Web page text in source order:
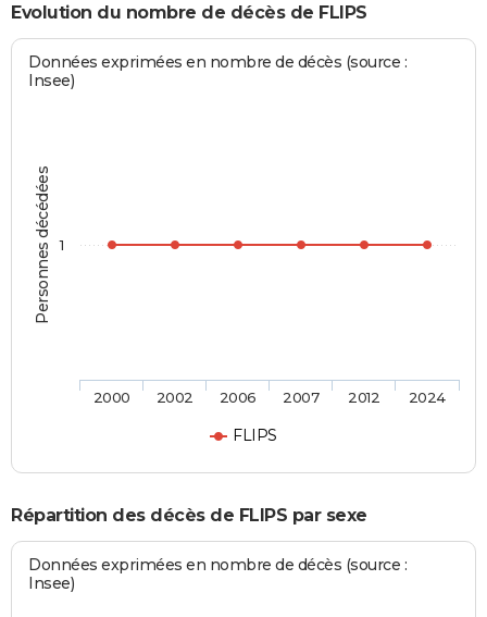
Evolution du nombre de décès de FLIPS
Personnes décédées
Données exprimées en nombre de décès (source :
Insee)
FLIPS
2000 2002 2006 2007 2012 2024
1
Répartition des décès de FLIPS par sexe
Données exprimées en nombre de décès (source :
Insee)